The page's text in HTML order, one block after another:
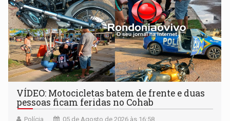
VÍDEO: Motocicletas batem de frente e duas
pessoas ficam feridas no Cohab
Polícia 05 de Agosto de 2026 às 16:58